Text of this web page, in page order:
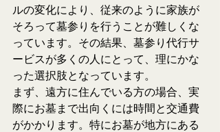
ルの変化により、従来のように家族が
そろって墓参りを行うことが難しくな
っています。その結果、墓参り代行サ
ービスが多くの人にとって、理にかな
った選択肢となっています。
まず、遠方に住んでいる方の場合、実
際にお墓まで出向くには時間と交通費
がかかります。特にお墓が地方にある